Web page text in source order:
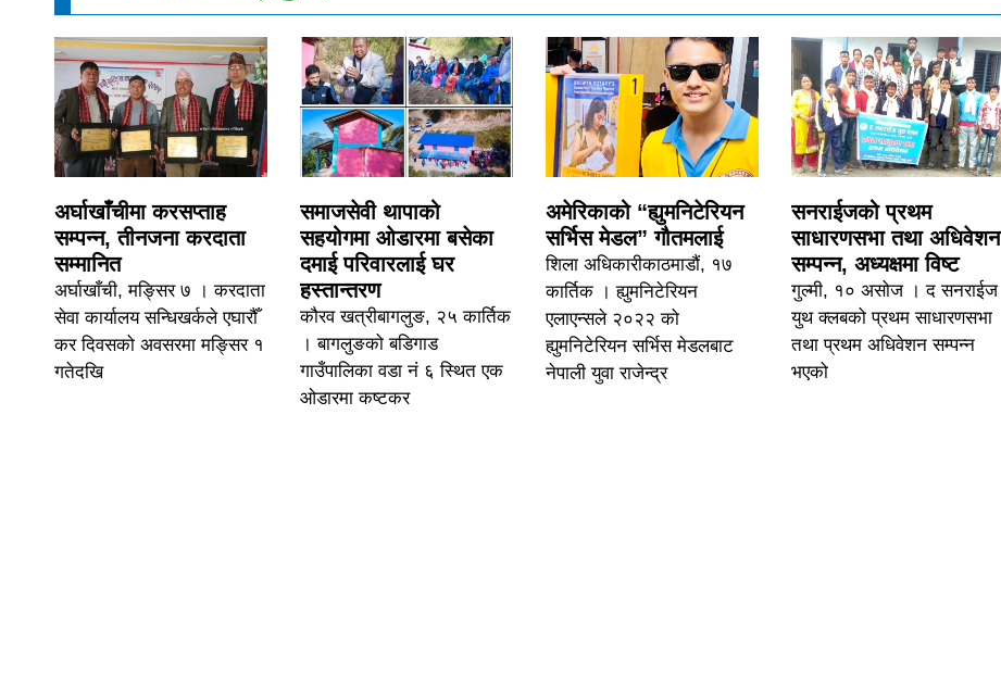
अर्घाखाँचीमा करसप्ताह
सम्पन्न, तीनजना करदाता
सम्मानित
अर्घाखाँची, मङ्सिर ७ । करदाता
सेवा कार्यालय सन्धिखर्कले एघारौँ
कर दिवसको अवसरमा मङ्सिर १
गतेदखि
समाजसेवी थापाको
सहयोगमा ओडारमा बसेका
दमाई परिवारलाई घर
हस्तान्तरण
कौरव खत्रीबागलुङ, २५ कार्तिक
। बागलुङको बडिगाड
गाउँपालिका वडा नं ६ स्थित एक
ओडारमा कष्टकर
अमेरिकाको “ह्युमनिटेरियन
सर्भिस मेडल” गौतमलाई
शिला अधिकारीकाठमाडौं, १७
कार्तिक । ह्युमनिटेरियन
एलाएन्सले २०२२ को
ह्युमनिटेरियन सर्भिस मेडलबाट
नेपाली युवा राजेन्द्र
सनराईजको प्रथम
साधारणसभा तथा अधिवेशन
सम्पन्न, अध्यक्षमा विष्ट
गुल्मी, १० असोज । द सनराईज
युथ क्लबको प्रथम साधारणसभा
तथा प्रथम अधिवेशन सम्पन्न
भएको